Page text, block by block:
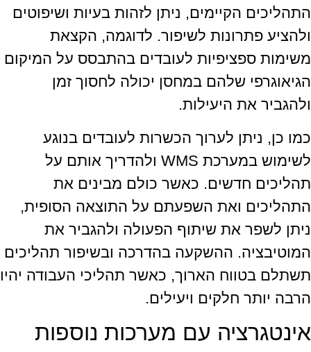
התהליכים הקיימים, ניתן לזהות בעיות ושיפוטים
ולהציע פתרונות לשיפור. לדוגמה, הקצאת
משימות ספציפיות לעובדים בהתבסס על המיקום
הגיאוגרפי שלהם במחסן יכולה לחסוך זמן
ולהגביר את היעילות.
כמו כן, ניתן לערוך הכשרות לעובדים בנוגע
לשימוש במערכת WMS ולהדריך אותם על
תהליכים חדשים. כאשר כולם מבינים את
התהליכים ואת השפעתם על התוצאה הסופית,
ניתן לשפר את שיתוף הפעולה ולהגביר את
המוטיבציה. ההשקעה בהדרכה ובשיפור תהליכים
תשתלם בטווח הארוך, כאשר תהליכי העבודה יהיו
הרבה יותר חלקים ויעילים.
אינטגרציה עם מערכות נוספות